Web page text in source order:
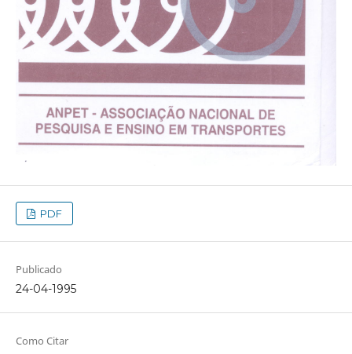
PDF
Publicado
24-04-1995
Como Citar